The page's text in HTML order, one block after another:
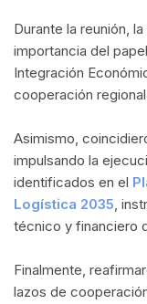
Durante la reunión,
importancia del
Integración
cooperación
Asimismo,
impulsando la
identificados en el
Logística 2035 ,
técnico y financiero
Finalmente,
lazos de